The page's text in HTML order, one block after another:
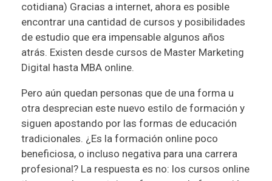
cotidiana) Gracias a internet, ahora es posible
encontrar una cantidad de cursos y posibilidades
de estudio que era impensable algunos años
atrás. Existen desde cursos de Master Marketing
Digital hasta MBA online.
Pero aún quedan personas que de una forma u
otra desprecian este nuevo estilo de formación y
siguen apostando por las formas de educación
tradicionales. ¿Es la formación online poco
beneficiosa, o incluso negativa para una carrera
profesional? La respuesta es no: los cursos online